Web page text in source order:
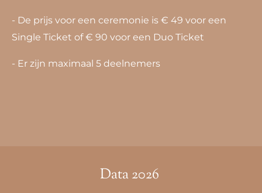
- De prijs voor een ceremonie is € 49 voor een
Single Ticket of € 90 voor een Duo Ticket
- Er zijn maximaal 5 deelnemers
Data 2026